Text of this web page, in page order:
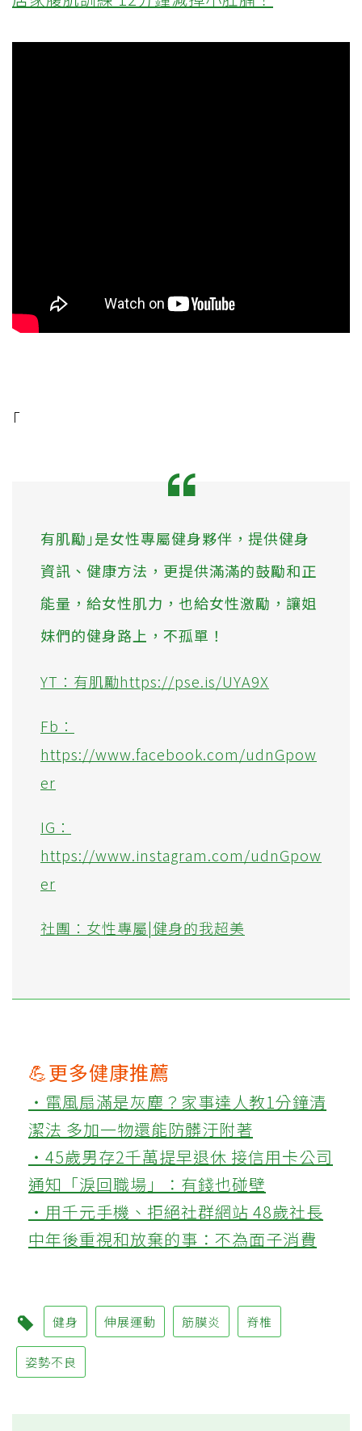
｢
有肌勵｣是女性專屬健身夥伴，提供健身
資訊、健康方法，更提供滿滿的鼓勵和正
能量，給女性肌力，也給女性激勵，讓姐
妹們的健身路上，不孤單！
YT：有肌勵https://pse.is/UYA9X
Fb：
https://www.facebook.com/udnGpow
er
IG：
https://www.instagram.com/udnGpow
er
社團：女性專屬|健身的我超美
💪更多健康推薦
‧電風扇滿是灰塵？家事達人教1分鐘清
潔法 多加一物還能防髒汙附著
‧45歲男存2千萬提早退休 接信用卡公司
通知「淚回職場」：有錢也碰壁
‧用千元手機、拒絕社群網站 48歲社長
中年後重視和放棄的事：不為面子消費
健身 伸展運動 筋膜炎 脊椎
姿勢不良